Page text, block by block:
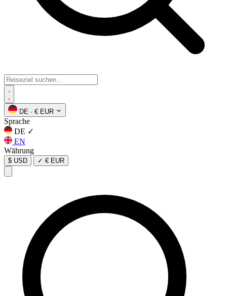
DE · € EUR
Sprache
DE ✓
EN
Währung
$ USD ✓ € EUR